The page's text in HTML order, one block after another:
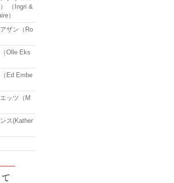
（Ingri &
）
ザン（Ro
Olle Eks
Ed Embe
ッツ（M
ス(Kather